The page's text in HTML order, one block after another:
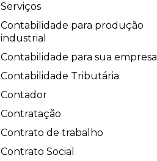
Serviços
Contabilidade para produção
industrial
Contabilidade para sua empresa
Contabilidade Tributária
Contador
Contratação
Contrato de trabalho
Contrato Social